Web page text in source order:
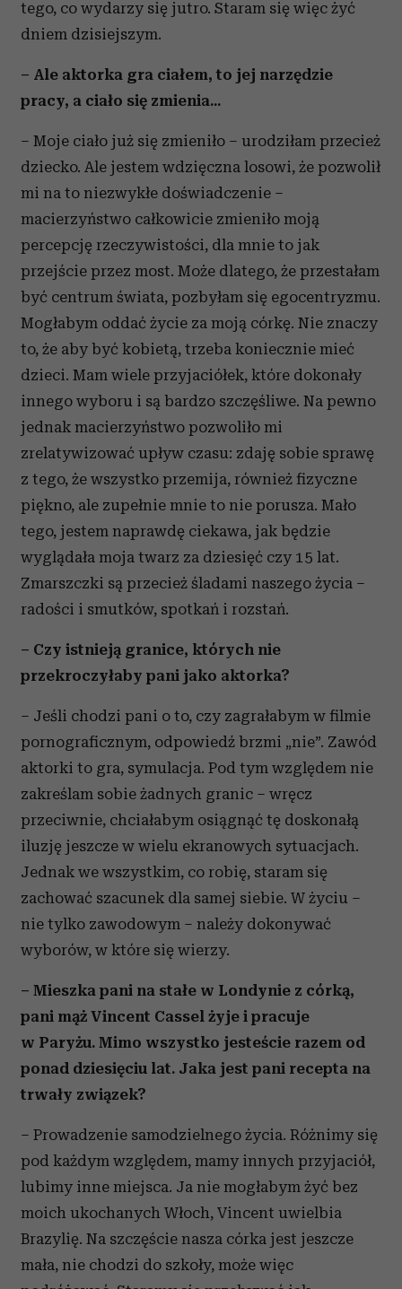
tego, co wydarzy się jutro. Staram się więc żyć
dniem dzisiejszym.
– Ale aktorka gra ciałem, to jej narzędzie
pracy, a ciało się zmienia...
– Moje ciało już się zmieniło – urodziłam przecież
dziecko. Ale jestem wdzięczna losowi, że pozwolił
mi na to niezwykłe doświadczenie –
macierzyństwo całkowicie zmieniło moją
percepcję rzeczywistości, dla mnie to jak
przejście przez most. Może dlatego, że przestałam
być centrum świata, pozbyłam się egocentryzmu.
Mogłabym oddać życie za moją córkę. Nie znaczy
to, że aby być kobietą, trzeba koniecznie mieć
dzieci. Mam wiele przyjaciółek, które dokonały
innego wyboru i są bardzo szczęśliwe. Na pewno
jednak macierzyństwo pozwoliło mi
zrelatywizować upływ czasu: zdaję sobie sprawę
z tego, że wszystko przemija, również fizyczne
piękno, ale zupełnie mnie to nie porusza. Mało
tego, jestem naprawdę ciekawa, jak będzie
wyglądała moja twarz za dziesięć czy 15 lat.
Zmarszczki są przecież śladami naszego życia –
radości i smutków, spotkań i rozstań.
– Czy istnieją granice, których nie
przekroczyłaby pani jako aktorka?
– Jeśli chodzi pani o to, czy zagrałabym w filmie
pornograficznym, odpowiedź brzmi „nie”. Zawód
aktorki to gra, symulacja. Pod tym względem nie
zakreślam sobie żadnych granic – wręcz
przeciwnie, chciałabym osiągnąć tę doskonałą
iluzję jeszcze w wielu ekranowych sytuacjach.
Jednak we wszystkim, co robię, staram się
zachować szacunek dla samej siebie. W życiu –
nie tylko zawodowym – należy dokonywać
wyborów, w które się wierzy.
– Mieszka pani na stałe w Londynie z córką,
pani mąż Vincent Cassel żyje i pracuje
w Paryżu. Mimo wszystko jesteście razem od
ponad dziesięciu lat. Jaka jest pani recepta na
trwały związek?
– Prowadzenie samodzielnego życia. Różnimy się
pod każdym względem, mamy innych przyjaciół,
lubimy inne miejsca. Ja nie mogłabym żyć bez
moich ukochanych Włoch, Vincent uwielbia
Brazylię. Na szczęście nasza córka jest jeszcze
mała, nie chodzi do szkoły, może więc